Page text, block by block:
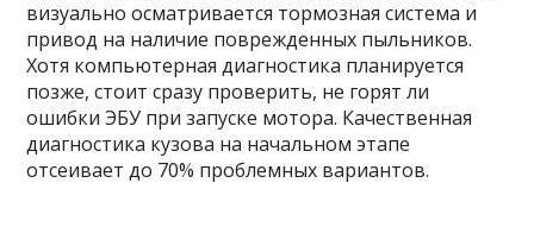
визуально осматривается тормозная система и
привод на наличие поврежденных пыльников.
Хотя компьютерная диагностика планируется
позже, стоит сразу проверить, не горят ли
ошибки ЭБУ при запуске мотора. Качественная
диагностика кузова на начальном этапе
отсеивает до 70% проблемных вариантов.